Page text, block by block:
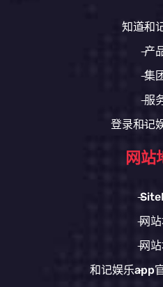
知道和
产
集
服
登录和记
网站
网站
网站
和记娱乐app